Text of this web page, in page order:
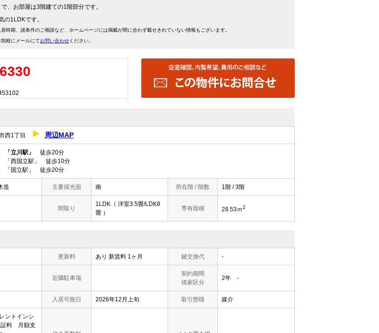
、お部屋は3階建ての1階部分です。
の1LDKです。
時期、諸条件のご相談など、ホームページには掲載が間に合わず載せきれていない情報もございます。
軽にメールにてお問い合わせください。
西1丁目 周辺MAP
「立川駅」
徒歩20分
「西国立駅」 徒歩10分
「国立駅」 徒歩20分
造 主要採光面 南 所在階 / 階数 1階 / 3階
間取り
1LDK（ 洋室3.5畳/LDK8
畳 ）
専有面積 28.53ｍ2
更新料 あり 新賃料 1ヶ月 鍵交換代 -
近隣駐車場
契約期間
借家区分
2年 -
入居可能日 2026年12月上旬 取引態様 媒介
ントインシ
証料 月額支